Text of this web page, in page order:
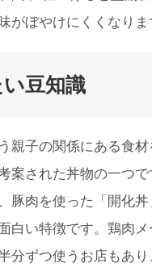
がぼやけにくくなりま
豆知識
親子の関係にある食
案された丼物の一つ
豚肉を使った「開化
白い特徴です。鶏肉
分ずつ使うお店もあ